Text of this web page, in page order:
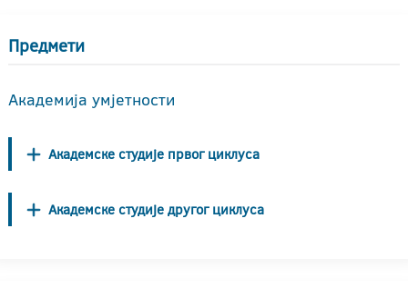
Предмети
Академија умјетности
Академске студије првог циклуса
Академске студије другог циклуса